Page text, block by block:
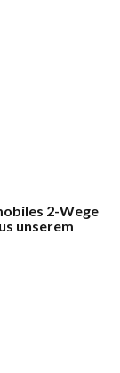
2-Wege
unserem